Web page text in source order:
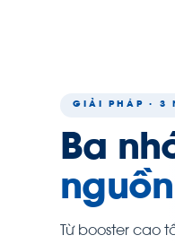
GIẢI PHÁP · 3
Ba
Từ booster cao